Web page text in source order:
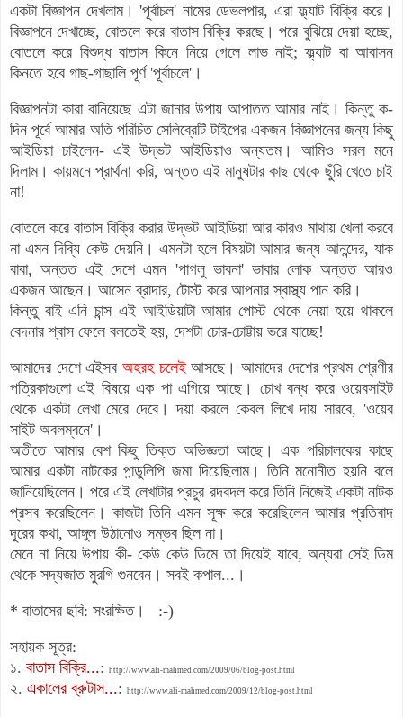
একটা বিজ্ঞাপন দেখলাম।'পূর্বাচল' নামের ডেভলপার, এরা ফ্ল্যাট বিক্রি করে ।
বিজ্ঞাপনে দেখাচ্ছে, বোতলে করে বাতাস বিক্রি করছে। পরে বুঝিয়ে দেয়া হচ্ছে,
বোতলে করে বিশুদ্ধ বাতাস কিনে নিয়ে গেলে লাভ নাই; ফ্ল্যাট বা আবাসন
কিনতে হবে গাছ-গাছালি পূর্ণ 'পূর্বাচলে'।
বিজ্ঞাপনটাকারা বানিয়েছে এটা জানার উপায় আপাতত আমার নাই। কিন্তু ক-
দিন পূর্বে আমার অতি পরিচিত সেলিব্রেটি টাইপের একজন বিজ্ঞাপনের জন্য কিছু
আইডিয়া চাইলেন- এই উদ্ভট আইডিয়াও অন্যতম। আমিও সরল মনে
দিলাম। কায়মনে প্রার্থনা করি, অন্তত এই মানুষটার কাছ থেকে ছুঁরি খেতে চাই
না!
বোতলে করে বাতাস বিক্রি করার উদ্ভট আইডিয়া আর কারও মাথায় খেলা করবে
না এমন দিব্যি কেউ দেয়নি। এমনটা হলে বিষয়টা আমার জন্য আনন্দের, যাক
বাবা, অন্তত এই দেশে এমন 'পাগলু ভাবনা' ভাবার লোক অন্তত আরও
একজন আছেন। আসেন ব্রাদার, টোস্ট করে আপনার স্বাস্থ্য পান করি।
কিন্তু বাই এনি চান্স এই আইডিয়াটা আমার পোস্ট থেকে নেয়া হয়ে থাকলে
বেদনার শ্বাস ফেলে বলতেই হয়, দেশটা চোর-চোট্টায় ভরে যাচ্ছে!
আমাদের দেশে এইসব অহরহ চলেইআসছে। আমাদের দেশের প্রথম শ্রেণীর
পত্রিকাগুলো এই বিষয়ে এক পা এগিয়ে আছে। চোখ বন্ধ করে ওয়েবসাইট
থেকে একটা লেখা মেরে দেবে। দয়া করলে কেবল লিখে দায় সারবে, 'ওয়েব
সাইট অবলম্বনে'।
অতীতে আমার বেশ কিছু তিক্ত অভিজ্ঞতা আছে। এক পরিচালকের কাছে
আমার একটা নাটকের পান্ডুলিপি জমা দিয়েছিলাম। তিনি মনোনীত হয়নি বলে
জানিয়েছিলেন। পরে এই লেখাটার প্রচুর রদবদল করে তিনি নিজেই একটা নাটক
প্রসব করেছিলেন। কাজটা তিনি এমন সূক্ষ করে করেছিলেন আমার প্রতিবাদ
দূরের কথা, আঙ্গুল উঠানোও সম্ভব ছিল না।
মেনে না নিয়ে উপায় কী- কেউ কেউ ডিমে তা দিয়েই যাবে, অন্যরা সেই ডিম
থেকে সদ্যজাত মুরগি গুনবেন। সবই কপাল...।
* বাতাসের ছবি: সংরক্ষিত। :-)
সহায়ক সূত্র:
১. বাতাস বিক্রি...: http://www.ali-mahmed.com/2009/06/blog-post.html
২. একালের ব্রুটাস...: http://www.ali-mahmed.com/2009/12/blog-post.html